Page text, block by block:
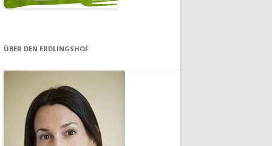
ÜBER DEN ERDLINGSHOF